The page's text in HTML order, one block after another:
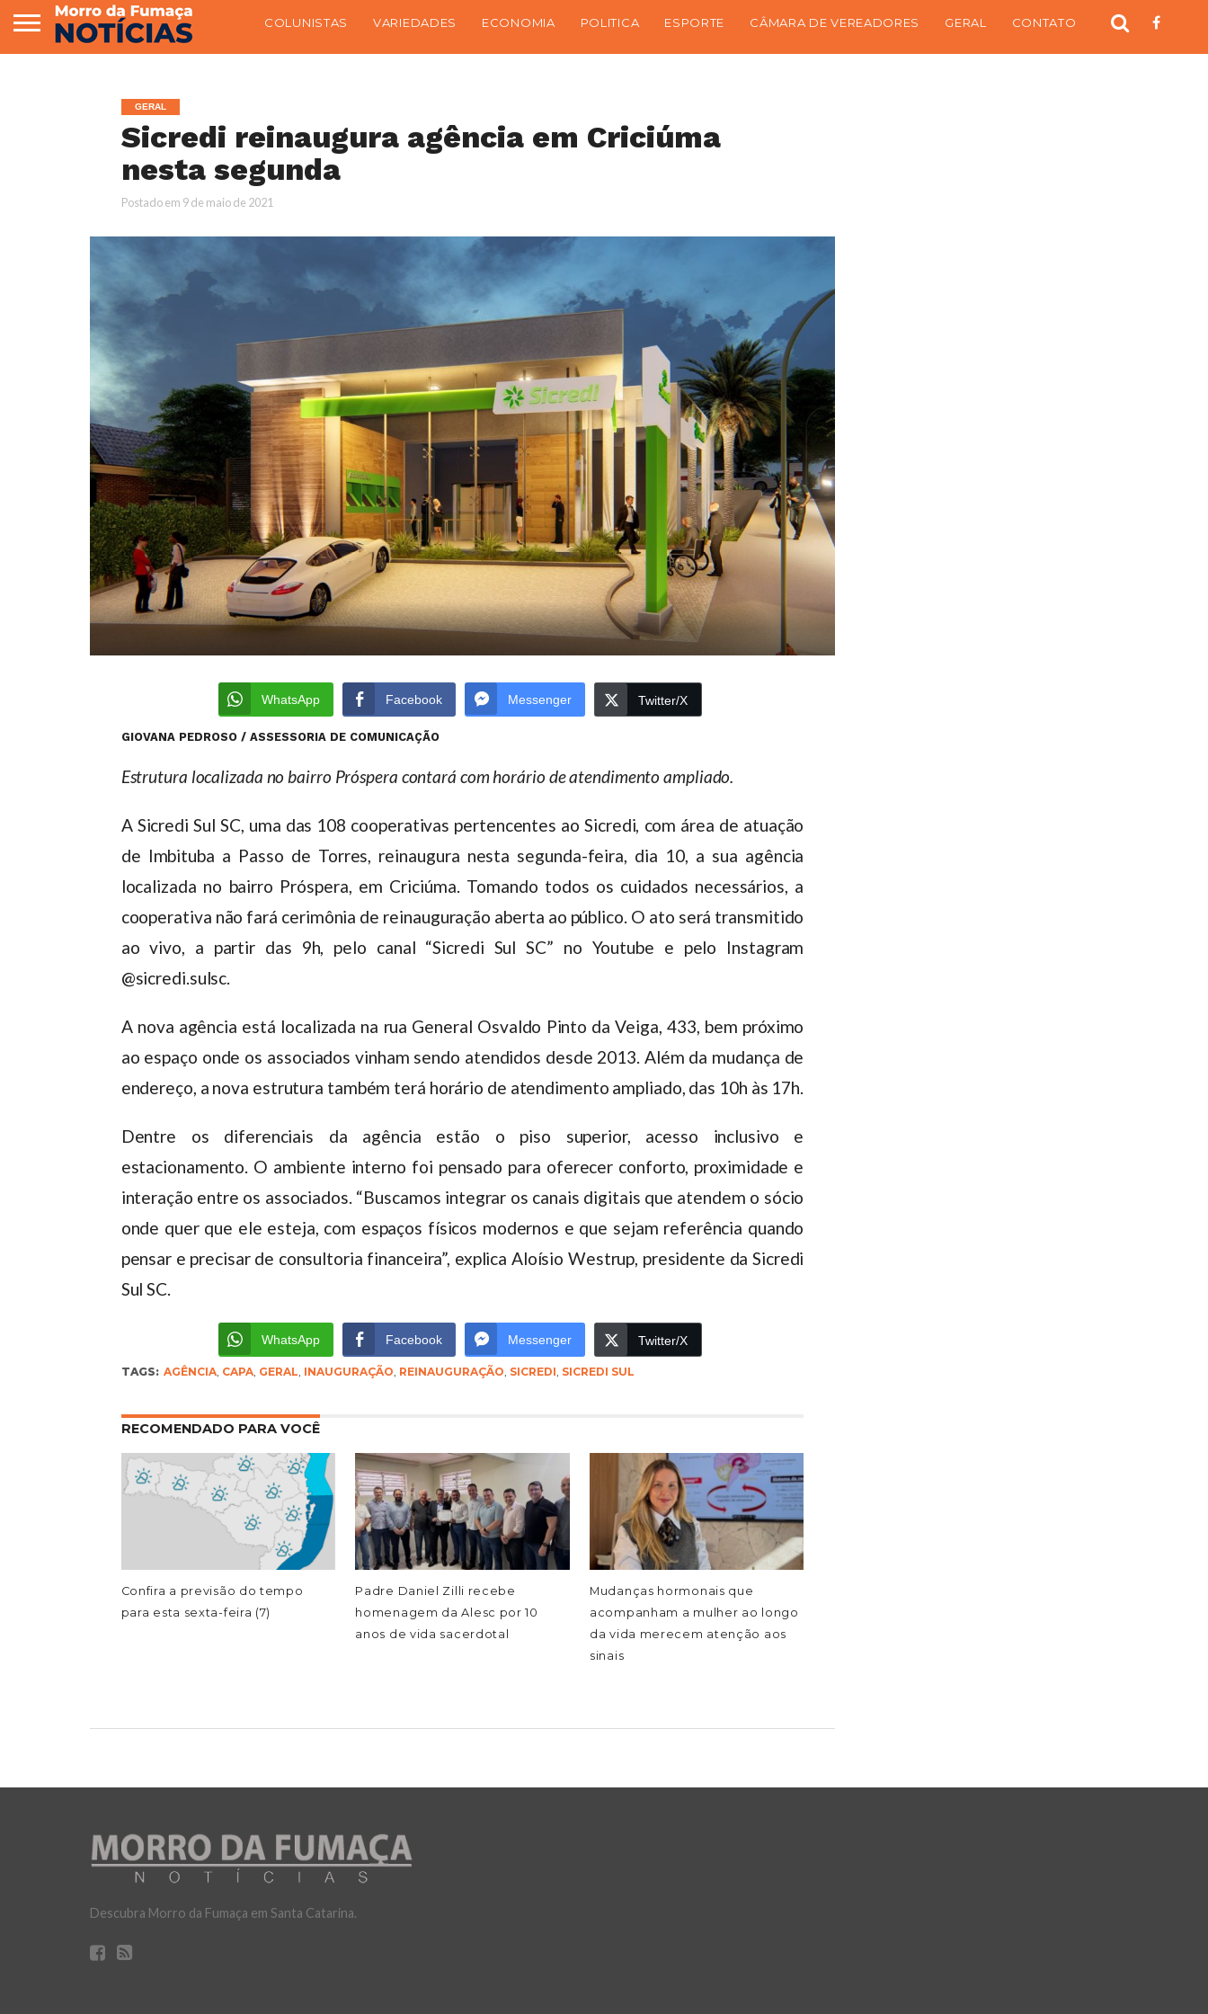
COLUNISTAS VARIEDADES ECONOMIA POLITICA ESPORTE CÂMARA DE VEREADORES GERAL CONTATO
GERAL
Sicredi reinaugura agência em Criciúma
nesta segunda
Postado em 9 de maio de 2021
WhatsApp Facebook Messenger Twitter/X
GIOVANA PEDROSO / ASSESSORIA DE COMUNICAÇÃO
Estrutura localizada no bairro Próspera contará com horário de atendimento ampliado.
A Sicredi Sul SC, uma das 108 cooperativas pertencentes ao Sicredi, com área de atuação
de Imbituba a Passo de Torres, reinaugura nesta segunda-feira, dia 10, a sua agência
localizada no bairro Próspera, em Criciúma. Tomando todos os cuidados necessários, a
cooperativa não fará cerimônia de reinauguração aberta ao público. O ato será transmitido
ao vivo, a partir das 9h, pelo canal “Sicredi Sul SC” no Youtube e pelo Instagram
@sicredi.sulsc.
A nova agência está localizada na rua General Osvaldo Pinto da Veiga, 433, bem próximo
ao espaço onde os associados vinham sendo atendidos desde 2013. Além da mudança de
endereço, a nova estrutura também terá horário de atendimento ampliado, das 10h às 17h.
Dentre os diferenciais da agência estão o piso superior, acesso inclusivo e
estacionamento. O ambiente interno foi pensado para oferecer conforto, proximidade e
interação entre os associados. “Buscamos integrar os canais digitais que atendem o sócio
onde quer que ele esteja, com espaços físicos modernos e que sejam referência quando
pensar e precisar de consultoria financeira”, explica Aloísio Westrup, presidente da Sicredi
Sul SC.
WhatsApp Facebook Messenger Twitter/X
TAGS: AGÊNCIA, CAPA, GERAL, INAUGURAÇÃO, REINAUGURAÇÃO, SICREDI, SICREDI SUL
RECOMENDADO PARA VOCÊ
Confira a previsão do tempo
para esta sexta-feira (7)
Padre Daniel Zilli recebe
homenagem da Alesc por 10
anos de vida sacerdotal
Mudanças hormonais que
acompanham a mulher ao longo
da vida merecem atenção aos
sinais
Descubra Morro da Fumaça em Santa Catarina.